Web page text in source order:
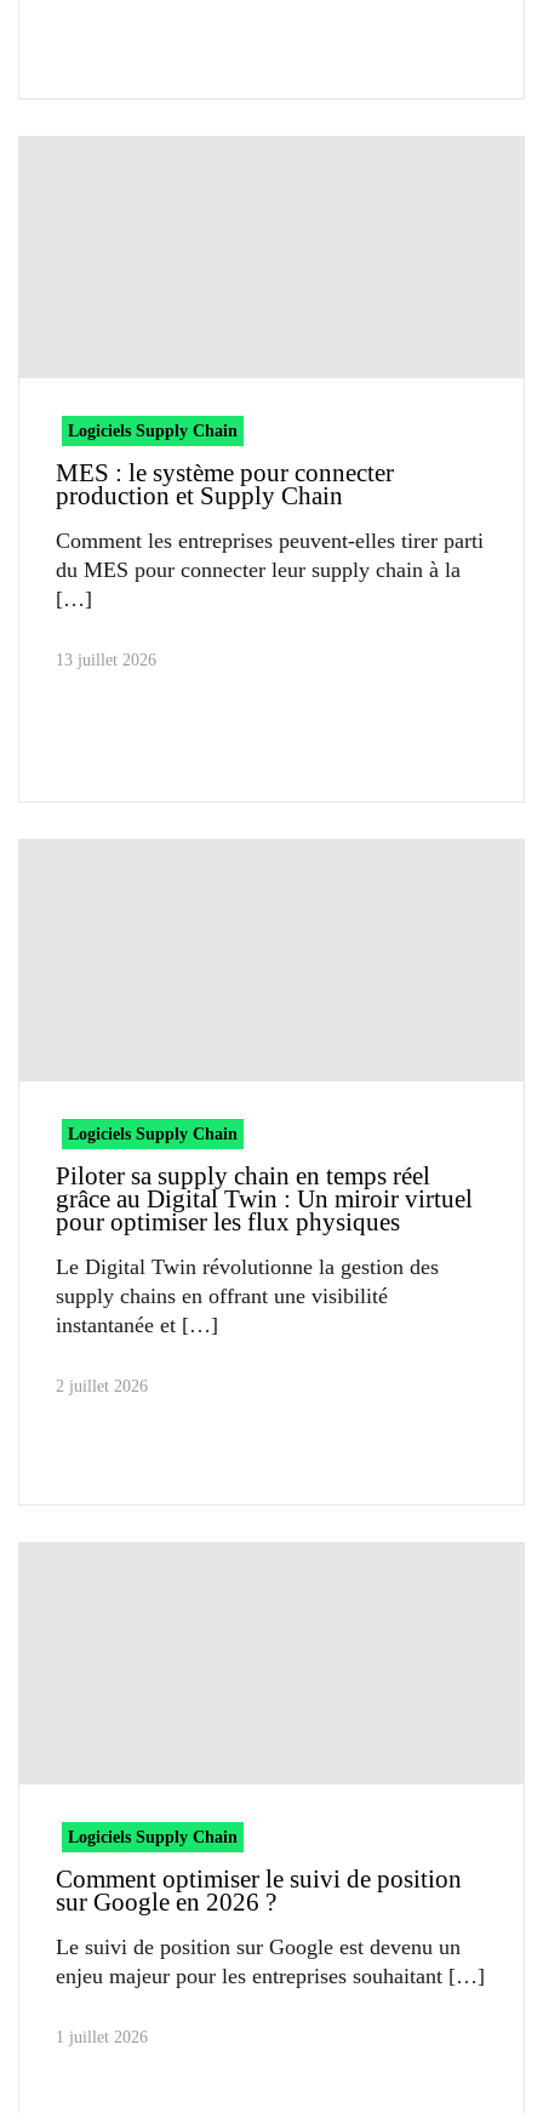
Logiciels Supply Chain
MES : le système pour connecter
production et Supply Chain
Comment les entreprises peuvent-elles tirer parti
du MES pour connecter leur supply chain à la
13 juillet 2026
Logiciels Supply Chain
Piloter sa supply chain en temps réel
grâce au Digital Twin : Un miroir virtuel
pour optimiser les flux physiques
Le Digital Twin révolutionne la gestion des
supply chains en offrant une visibilité
instantanée et
2 juillet 2026
Logiciels Supply Chain
Comment optimiser le suivi de position
sur Google en 2026 ?
Le suivi de position sur Google est devenu un
enjeu majeur pour les entreprises souhaitant
1 juillet 2026